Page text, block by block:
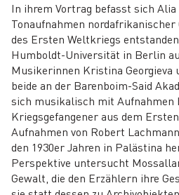
In ihrem Vortrag befasst sich
Tonaufnahmen nordafrikanischer
des Ersten Weltkriegs
Humboldt-Universität in Berlin
Musikerinnen Kristina Georgieva
beide an der Barenboim-Said
sich musikalisch mit Aufnahmen
Kriegsgefangener aus dem
Aufnahmen von Robert
den 1930er Jahren in Palästina
Perspektive untersucht
Gewalt, die den Erzählern ihre